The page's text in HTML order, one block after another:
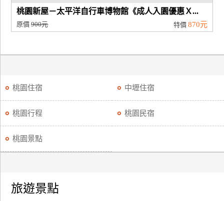
桃園新屋－太平洋自行車博物館《成人入園優惠Ｘ...
原價900元 特價 870元
桃園住宿 中壢住宿
桃園行程 桃園民宿
桃園景點
旅遊景點